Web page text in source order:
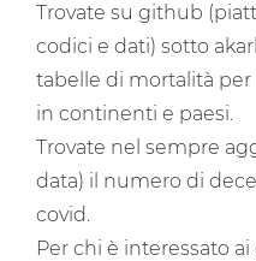
Trovate su github
codici e dati) sotto
tabelle di mortalità
in continenti e paesi.
Trovate nel sempre
data) il numero di
covid.
Per chi è interessato